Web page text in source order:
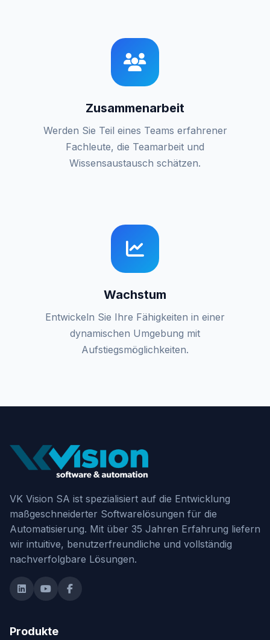
Zusammenarbeit
Werden Sie Teil eines Teams erfahrener
Fachleute, die Teamarbeit und
Wissensaustausch schätzen.
Wachstum
Entwickeln Sie Ihre Fähigkeiten in einer
dynamischen Umgebung mit
Aufstiegsmöglichkeiten.
VK Vision SA ist spezialisiert auf die Entwicklung
maßgeschneiderter Softwarelösungen für die
Automatisierung. Mit über 35 Jahren Erfahrung liefern
wir intuitive, benutzerfreundliche und vollständig
nachverfolgbare Lösungen.
Produkte